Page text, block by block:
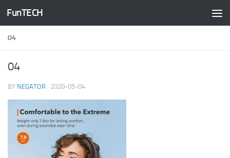
Skip to content
FunTECH
04
04
BY NEGATOR · 2020-05-04